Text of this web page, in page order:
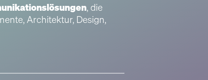
, die
Architektur, Design,